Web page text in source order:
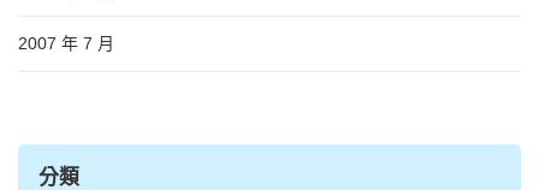
2007 年 7 月
分類